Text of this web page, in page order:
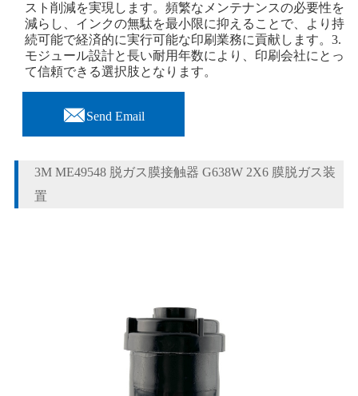
スト削減を実現します。頻繁なメンテナンスの必要性を
減らし、インクの無駄を最小限に抑えることで、より持
続可能で経済的に実行可能な印刷業務に貢献します。3.
モジュール設計と長い耐用年数により、印刷会社にとっ
て信頼できる選択肢となります。
Send Email
3M ME49548 脱ガス膜接触器 G638W 2X6 膜脱ガス装
置